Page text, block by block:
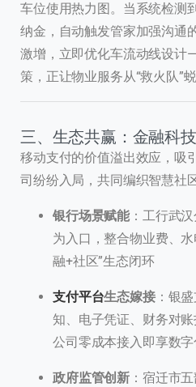
车位使用热力图。当系统检测
纳金，自动触发管家加强沟通
激增，立即优化车流动线设
策，正让物业服务从“救火队”
三、生态共赢：金融科
移动支付的价值溢出效应，吸
司纷纷入局，共同编织智慧社
银行场景赋能：工行武
为入口，整合物业费、
融+社区”生态闭环
支付平台生态嫁接：银盛
知、电子凭证、财务对
公司零成本接入即享数
政府监管创新 ：宿迁市